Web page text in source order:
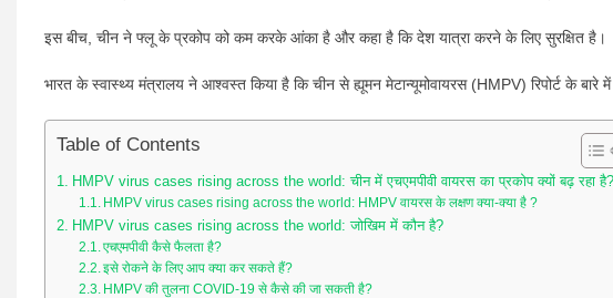
इस बीच, चीन ने फ्लू के प्रकोप को कम करके आंका है और कहा है कि देश यात्रा करने के लिए सुरक्षित है।
भारत के स्वास्थ्य मंत्रालय ने आश्वस्त किया है कि चीन से ह्यूमन मेटान्यूमोवायरस (HMPV) रिपोर्ट के
Table of Contents
HMPV virus cases rising across the world: चीन में एचएमपीवी वायरस का प्रकोप क्यों बढ़ रहा है?
HMPV virus cases rising across the world: HMPV वायरस के लक्षण क्या-क्या है ?
HMPV virus cases rising across the world: जोखिम में कौन है?
एचएमपीवी कैसे फैलता है?
इसे रोकने के लिए आप क्या कर सकते हैं?
HMPV की तुलना COVID-19 से कैसे की जा सकती है?